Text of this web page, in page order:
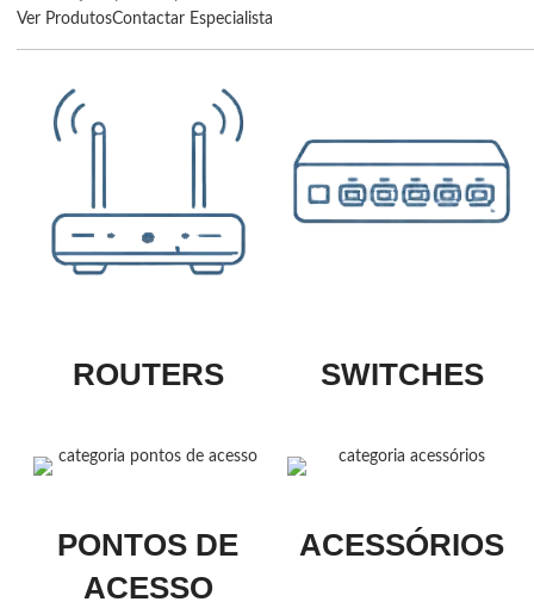
Ver ProdutosContactar Especialista
ROUTERS SWITCHES
PONTOS DE
ACESSO
ACESSÓRIOS